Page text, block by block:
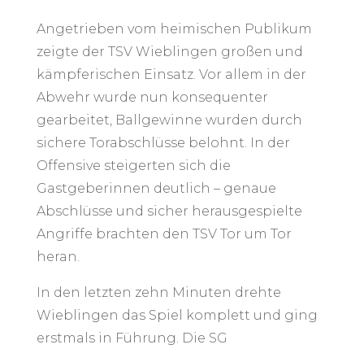
Angetrieben vom heimischen Publikum
zeigte der TSV Wieblingen großen und
kämpferischen Einsatz. Vor allem in der
Abwehr wurde nun konsequenter
gearbeitet, Ballgewinne wurden durch
sichere Torabschlüsse belohnt. In der
Offensive steigerten sich die
Gastgeberinnen deutlich – genaue
Abschlüsse und sicher herausgespielte
Angriffe brachten den TSV Tor um Tor
heran.
In den letzten zehn Minuten drehte
Wieblingen das Spiel komplett und ging
erstmals in Führung. Die SG